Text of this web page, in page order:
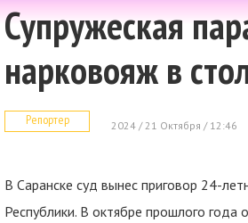
Супружеская
нарковояж в
Репортер 2024 / 21 Октября / 12:46
В Саранске суд вынес приговор 24-
Республики. В октябре прошлого